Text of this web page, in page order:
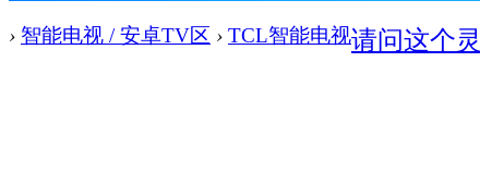
› 智能电视 / 安卓TV区 › TCL智能电视请问这个